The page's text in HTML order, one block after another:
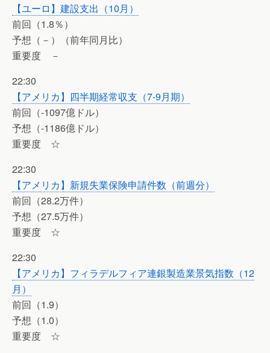
【ユーロ】建設支出（10月）
前回（1.8％）
予想（－）（前年同月比）
重要度 －
22:30
【アメリカ】四半期経常収支（7-9月期）
前回（-1097億ドル）
予想（-1186億ドル）
重要度 ☆
22:30
【アメリカ】新規失業保険申請件数（前週分）
前回（28.2万件）
予想（27.5万件）
重要度 ☆
22:30
【アメリカ】フィラデルフィア連銀製造業景気指数（12
月）
前回（1.9）
予想（1.0）
重要度 ☆